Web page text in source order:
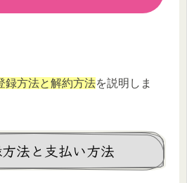
録方法と解約方法を説明しま
法と支払い方法